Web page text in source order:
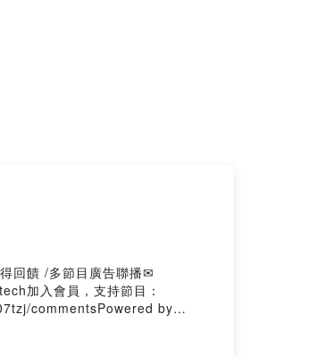
回饋 /多節目廣告聯播✉
加入會員，支持節目：
commentsPowered by